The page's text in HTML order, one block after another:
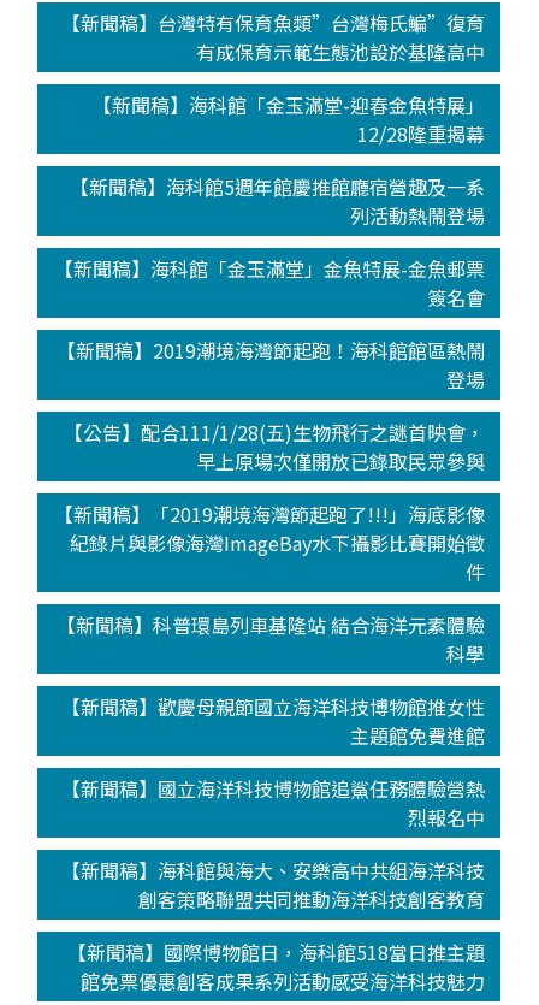
【新聞稿】台灣特有保育魚類”台灣梅氏鯿”復育
有成保育示範生態池設於基隆高中
【新聞稿】海科館「金玉滿堂-迎春金魚特展」
12/28隆重揭幕
【新聞稿】海科館5週年館慶推館廳宿營趣及一系
列活動熱鬧登場
【新聞稿】海科館「金玉滿堂」金魚特展-金魚郵票
簽名會
【新聞稿】2019潮境海灣節起跑！海科館館區熱鬧
登場
【公告】配合111/1/28(五)生物飛行之謎首映會，
早上原場次僅開放已錄取民眾參與
【新聞稿】「2019潮境海灣節起跑了!!!」海底影像
紀錄片與影像海灣ImageBay水下攝影比賽開始徵
件
【新聞稿】科普環島列車基隆站 結合海洋元素體驗
科學
【新聞稿】歡慶母親節國立海洋科技博物館推女性
主題館免費進館
【新聞稿】國立海洋科技博物館追鯊任務體驗營熱
烈報名中
【新聞稿】海科館與海大、安樂高中共組海洋科技
創客策略聯盟共同推動海洋科技創客教育
【新聞稿】國際博物館日，海科館518當日推主題
館免票優惠創客成果系列活動感受海洋科技魅力